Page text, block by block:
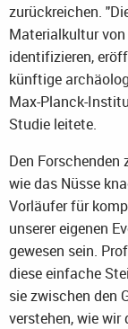
zurückreichen.
Materialkultur
identifizieren,
künftige
Max-Planck-
Studie leitete.
Den
wie das Nüsse
Vorläufer für
unserer eigenen
gewesen sein.
diese einfache
sie zwischen den
verstehen, wie